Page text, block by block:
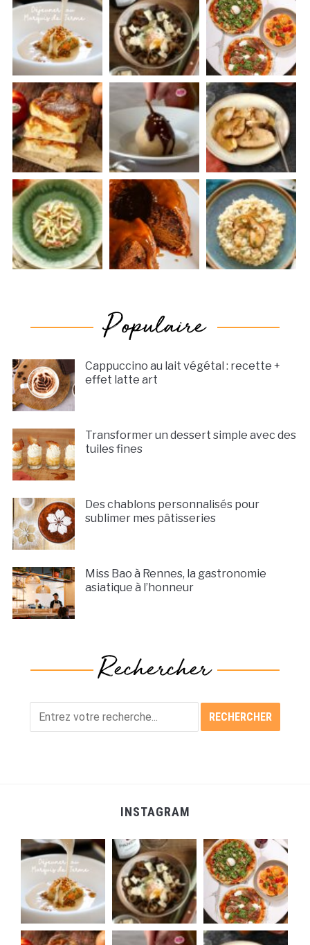
Cappuccino au lait végétal : recette +
effet latte art
Transformer un dessert simple avec des
tuiles fines
Des chablons personnalisés pour
sublimer mes pâtisseries
Miss Bao à Rennes, la gastronomie
asiatique à l’honneur
INSTAGRAM